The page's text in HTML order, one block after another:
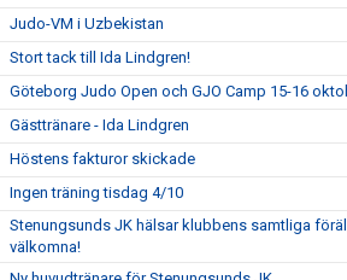
Judo-VM i Uzbekistan
Stort tack till Ida Lindgren!
Göteborg Judo Open och GJO Camp 15-16
Gästtränare - Ida Lindgren
Höstens fakturor skickade
Ingen träning tisdag 4/10
Stenungsunds JK hälsar klubbens samtliga
välkomna!